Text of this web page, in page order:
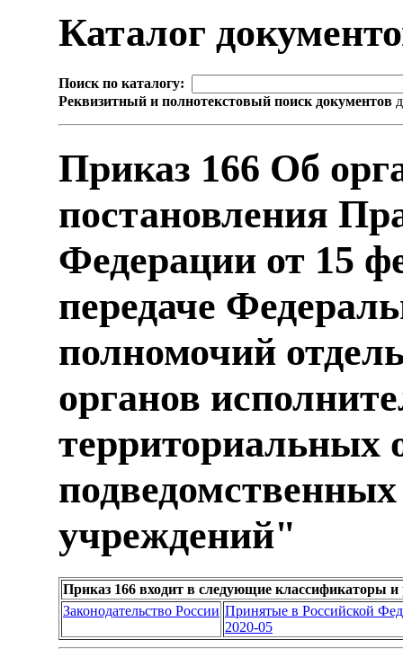
Каталог
Поиск по каталогу:
Реквизитный и полнотекстовый поиск документов
Приказ 166 Об
постановления
Федерации от 15
передаче
полномочий
органов
территориальных
учреждений"
Приказ 166 входит в следующие классификаторы и
Законодательство России Принятые в Российской
2020-05